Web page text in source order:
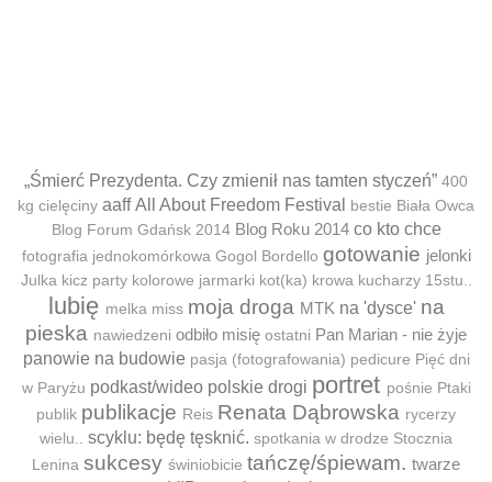
„Śmierć Prezydenta. Czy zmienił nas tamten styczeń” 400
kg cielęciny aaff All About Freedom Festival bestie Biała Owca
Blog Forum Gdańsk 2014 Blog Roku 2014 co kto chce
fotografia jednokomórkowa Gogol Bordello gotowanie jelonki
Julka kicz party kolorowe jarmarki kot(ka) krowa kucharzy 15stu..
lubię melka miss moja droga MTK na 'dysce' na
pieska nawiedzeni odbiło misię ostatni Pan Marian - nie żyje
panowie na budowie pasja (fotografowania) pedicure Pięć dni
w Paryżu podkast/wideo polskie drogi portret pośnie Ptaki
publik publikacje Reis Renata Dąbrowska rycerzy
wielu.. scyklu: będę tęsknić. spotkania w drodze Stocznia
Lenina sukcesy świniobicie tańczę/śpiewam. twarze